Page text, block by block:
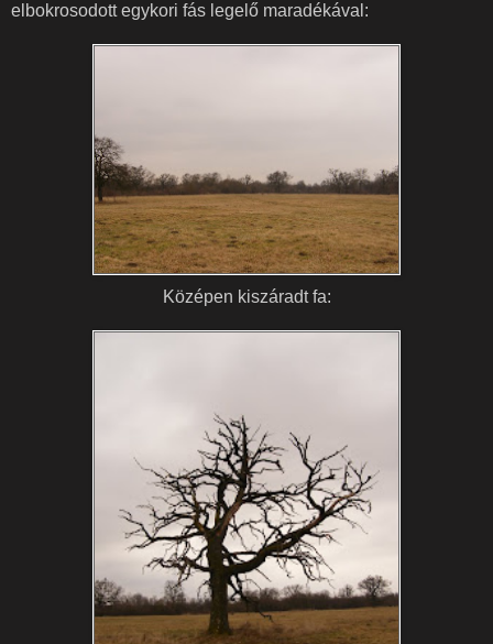
elbokrosodott egykori fás legelő maradékával:
Középen kiszáradt fa: